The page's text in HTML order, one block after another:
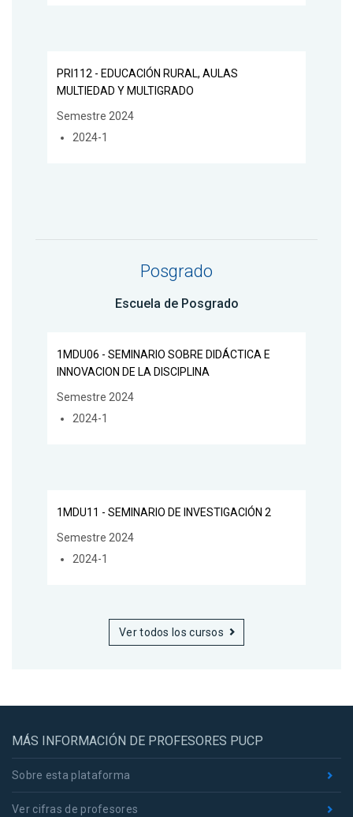
PRI112 - EDUCACIÓN RURAL, AULAS
MULTIEDAD Y MULTIGRADO
Semestre 2024
2024-1
Posgrado
Escuela de Posgrado
1MDU06 - SEMINARIO SOBRE DIDÁCTICA E
INNOVACION DE LA DISCIPLINA
Semestre 2024
2024-1
1MDU11 - SEMINARIO DE INVESTIGACIÓN 2
Semestre 2024
2024-1
Ver todos los cursos
MÁS INFORMACIÓN DE PROFESORES PUCP
Sobre esta plataforma
Ver cifras de profesores